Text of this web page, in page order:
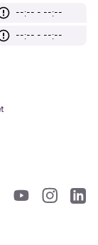
--:-- - --:--
--:-- - --:--